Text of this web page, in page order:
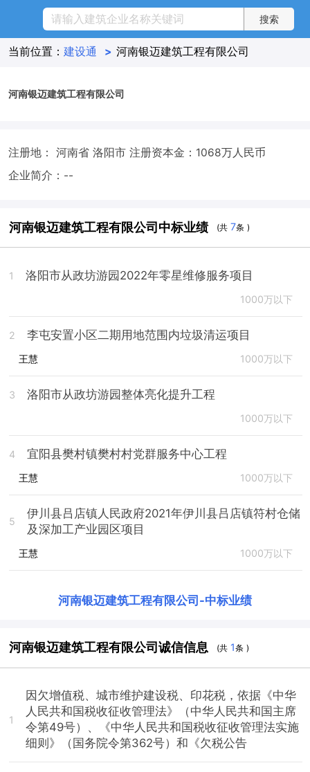
当前位置： 建设通 > 河南银迈建筑工程有限公司
河南银迈建筑工程有限公司
注册地： 河南省 洛阳市 注册资本金：1068万人民币
企业简介：--
河南银迈建筑工程有限公司中标业绩 (共7条 )
1 洛阳市从政坊游园2022年零星维修服务项目
1000万以下
2 李屯安置小区二期用地范围内垃圾清运项目
王慧 1000万以下
3 洛阳市从政坊游园整体亮化提升工程
1000万以下
4 宜阳县樊村镇樊村村党群服务中心工程
王慧 1000万以下
5
伊川县吕店镇人民政府2021年伊川县吕店镇符村仓储
及深加工产业园区项目
王慧 1000万以下
河南银迈建筑工程有限公司 -中标业绩
河南银迈建筑工程有限公司诚信信息 (共 1条 )
1
因欠增值税、城市维护建设税、印花税，依据《中华
人民共和国税收征收管理法》（中华人民共和国主席
令第49号）、《中华人民共和国税收征收管理法实施
细则》（国务院令第362号）和《欠税公告